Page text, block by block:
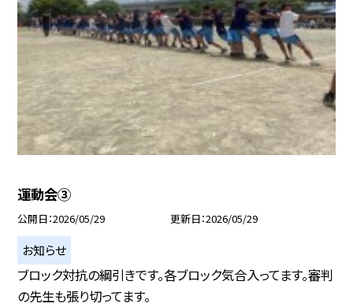
運動会③
公開日 2026/05/29 更新日 2026/05/29
お知らせ
ブロック対抗の綱引きです。各ブロック気合入ってます。審判
の先生も張り切ってます。